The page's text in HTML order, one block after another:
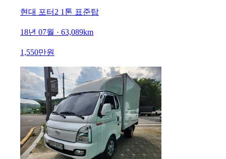
현대 포터2 1톤 표준탑
18년 07월 · 63,089km
1,550만원